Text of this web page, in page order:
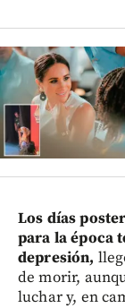
Los días
para la época
depresión,
de morir,
luchar y, en